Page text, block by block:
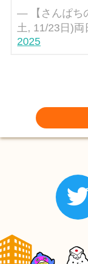
— 【さんぱち
土, 11/23日)
2025